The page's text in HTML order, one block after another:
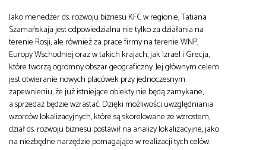
Jako menedżer ds. rozwoju biznesu KFC w regionie, Tatiana
Szamańskaja jest odpowiedzialna nie tylko za działania na
terenie Rosji, ale również za prace firmy na terenie WNP,
Europy Wschodniej oraz w takich krajach, jak Izrael i Grecja,
które tworzą ogromny obszar geograficzny. Jej głównym celem
jest otwieranie nowych placówek przy jednoczesnym
zapewnieniu, że już istniejące obiekty nie będą zamykane,
a sprzedaż będzie wzrastać. Dzięki możliwości uwzględniania
wzorców lokalizacyjnych, które są skorelowane ze wzrostem,
dział ds. rozwoju biznesu postawił na analizy lokalizacyjne, jako
na niezbędne narzędzie pomagające w realizacji tych celów.